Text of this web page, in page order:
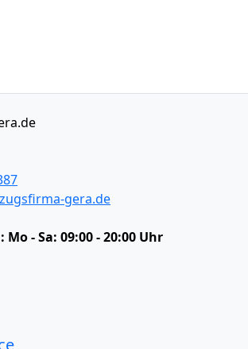
gera.de
Mo - Sa: 09:00 - 20:00 Uhr